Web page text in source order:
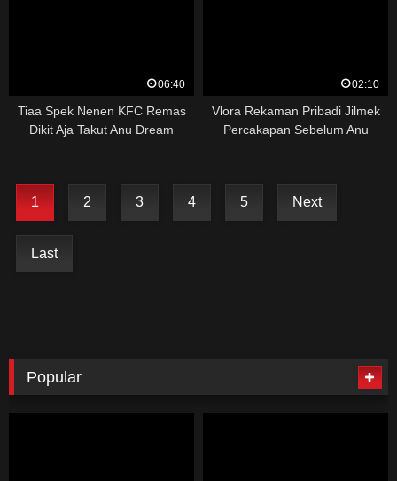
06:40
Tiaa Spek Nenen KFC Remas
Dikit Aja Takut Anu Dream
02:10
Vlora Rekaman Pribadi Jilmek
Percakapan Sebelum Anu
1 2 3 4 5 Next
Last
Popular